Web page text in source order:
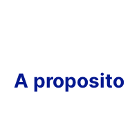
A proposito